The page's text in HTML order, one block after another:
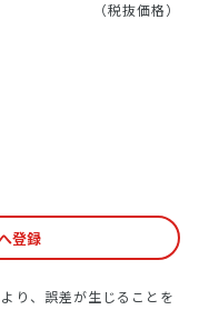
（税抜価格）
登録
り、誤差が生じることを